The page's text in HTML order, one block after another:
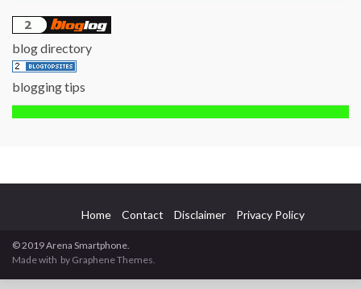
blog directory
blogging tips
Home Contact Disclaimer Privacy Policy
© 2019 Arena Smartphone.
Made with by Graphene Themes.